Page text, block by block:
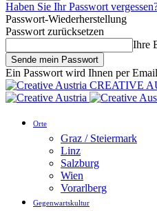
Haben Sie Ihr Passwort
Passwort-Wiederherstellung
Passwort zurücksetzen
Ihre
Ein Passwort wird Ihnen per
CREATIVE
Orte
Graz / Steiermark
Linz
Salzburg
Wien
Vorarlberg
Gegenwartskultur